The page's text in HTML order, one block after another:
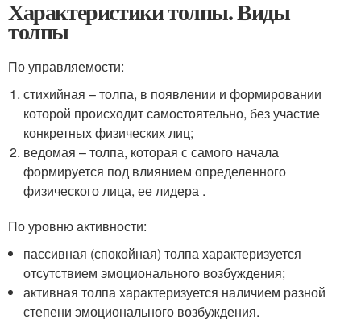
Характеристики толпы. Виды
толпы
По управляемости:
стихийная – толпа, в появлении и формировании
которой происходит самостоятельно, без участие
конкретных физических лиц;
ведомая – толпа, которая с самого начала
формируется под влиянием определенного
физического лица, ее лидера .
По уровню активности:
пассивная (спокойная) толпа характеризуется
отсутствием эмоционального возбуждения;
активная толпа характеризуется наличием разной
степени эмоционального возбуждения.